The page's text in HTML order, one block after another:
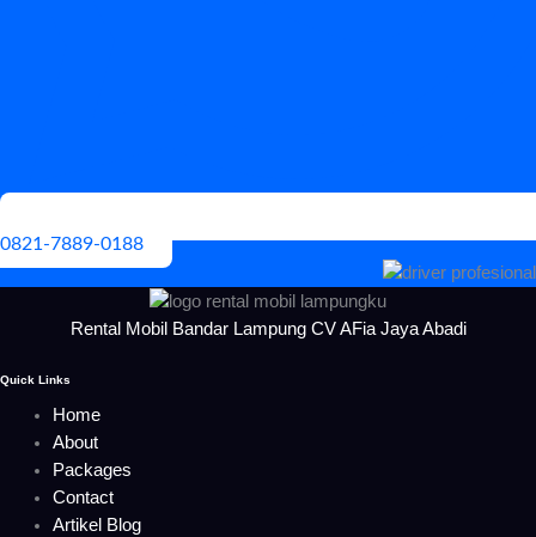
0821-7889-0188
Rental Mobil Bandar Lampung CV AFia Jaya Abadi
Quick Links
Home
About
Packages
Contact
Artikel Blog